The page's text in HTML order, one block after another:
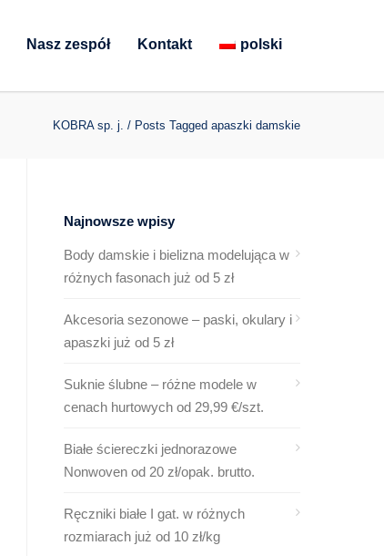
Nasz zespół Kontakt polski
KOBRA sp. j. / Posts Tagged apaszki damskie
Najnowsze wpisy
Body damskie i bielizna modelująca w
różnych fasonach już od 5 zł
Akcesoria sezonowe – paski, okulary i
apaszki już od 5 zł
Suknie ślubne – różne modele w
cenach hurtowych od 29,99 €/szt.
Białe ściereczki jednorazowe
Nonwoven od 20 zł/opak. brutto.
Ręczniki białe I gat. w różnych
rozmiarach już od 10 zł/kg